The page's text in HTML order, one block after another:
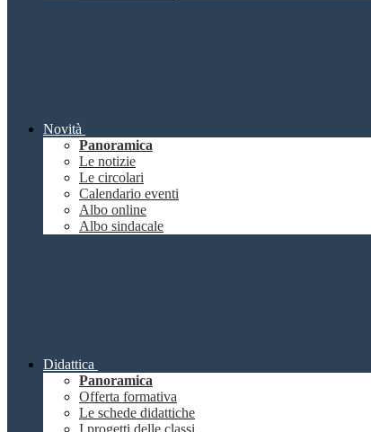
Novità
Panoramica
Le notizie
Le circolari
Calendario eventi
Albo online
Albo sindacale
Didattica
Panoramica
Offerta formativa
Le schede didattiche